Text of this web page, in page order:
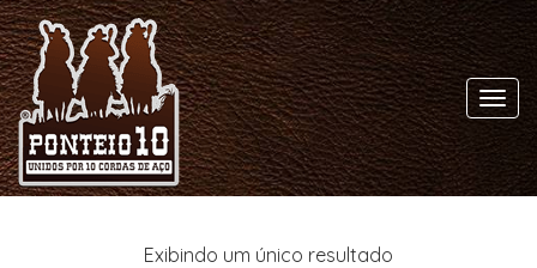
Exibindo um único resultado